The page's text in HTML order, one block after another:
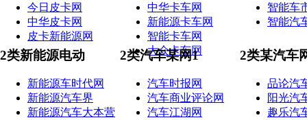
今日皮卡网
中华皮卡网
皮卡新能源网
中华卡车网
新能源卡车网
智能卡车网
大众卡车网
智能车
智能汽
2类新能源电动
新能源车时代网
新能源汽车界
新能源汽车大本营
2类汽车某网1
汽车时报网
汽车商业评论网
汽车江湖网
2类某汽车
品论汽
阳光汽
趣乐汽